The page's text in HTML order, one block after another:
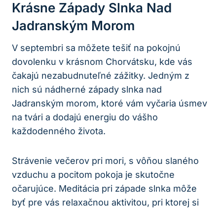
Krásne Západy Slnka Nad
Jadranským Morom
V septembri sa môžete tešiť na pokojnú
dovolenku v krásnom Chorvátsku, kde vás
čakajú nezabudnuteľné zážitky. Jedným z
nich sú nádherné západy slnka nad
Jadranským morom, ktoré vám vyčaria úsmev
na tvári a dodajú energiu do vášho
každodenného života.
Strávenie večerov pri mori, s vôňou slaného
vzduchu a pocitom pokoja je skutočne
očarujúce. Meditácia pri západe slnka môže
byť pre vás relaxačnou aktivitou, pri ktorej si